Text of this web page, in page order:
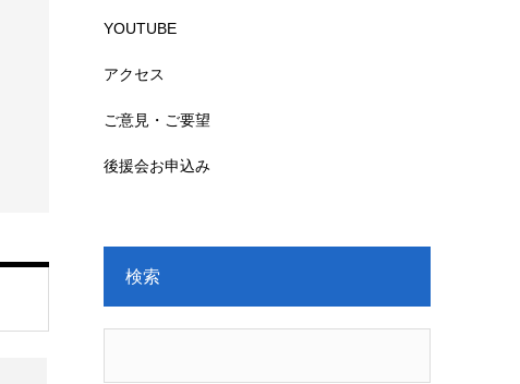
YOUTUBE
アクセス
ご意見・ご要望
後援会お申込み
検索